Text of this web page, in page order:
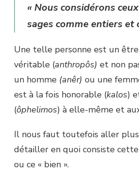
« Nous considérons
sages comme entiers et
Une telle personne est un
véritable (anthropôs) et non
un homme (anêr) ou une
est à la fois honorable (kalos)
(ôphelimos) à elle-même et
Il nous faut toutefois aller
détailler en quoi consiste cette
ou ce « bien ».